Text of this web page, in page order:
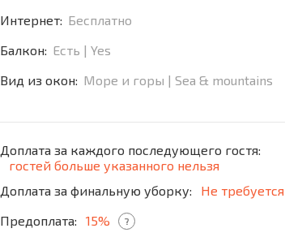
Интернет: Бесплатно
Балкон: Есть | Yes
Вид из окон: Море и горы | Sea & mountains
Доплата за каждого последующего гостя:
гостей больше указанного нельзя
Доплата за финальную уборку:
Не требуется
Предоплата:
15% ?